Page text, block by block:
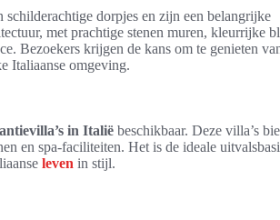
schilderachtige dorpjes en zijn een belangrijke
met prachtige stenen muren, kleurrijke
Bezoekers krijgen de kans om te genieten
Italiaanse omgeving.
in Italië beschikbaar. Deze villa’s
en spa-faciliteiten. Het is de ideale
leven in stijl.